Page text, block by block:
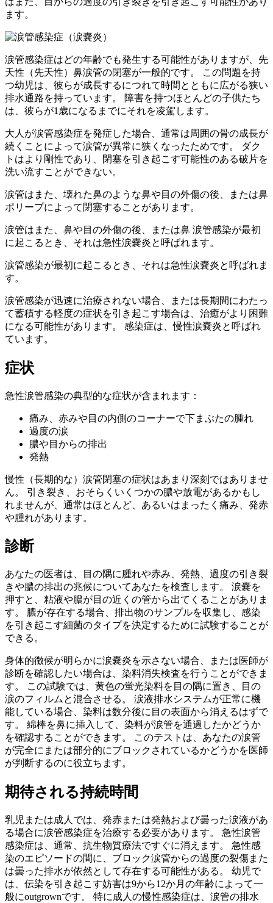
ます。
涙管感染症はどの年齢でも発生する可能性がありますが、先
天性（先天性）鼻涙管の閉塞が一般的です。 この問題を持
つ幼児は、彼らが成長するにつれて時間とともに広がる狭い
排水通路を持っています。 障害を持つほとんどの子供たち
は、彼らが1歳になるまでにそれを凌駕します。
大人が涙管感染症を発症した場合、通常は周囲の骨の成長が
続くことによって涙管が異常に狭くなったためです。 ダク
トはより剛性であり、閉塞を引き起こす可能性のある破片を
洗い流すことができない。
涙管はまた、壊れた鼻のような鼻や目の外傷の後、または鼻
ポリープによって閉塞することがあります。
涙管はまた、鼻や目の外傷の後、または鼻 涙管感染が最初
に起こるとき、それは急性涙嚢炎と呼ばれます。
涙管感染が最初に起こるとき、それは急性涙嚢炎と呼ばれま
す。
涙管感染が迅速に治療されない場合、または長期間にわたっ
て蓄積する軽度の症状を引き起こす場合は、治癒がより困難
になる可能性があります。 感染症は、慢性涙嚢炎と呼ばれ
ています。
症状
急性涙管感染の典型的な症状が含まれます：
痛み、赤みや目の内側のコーナーで下まぶたの腫れ
過度の涙
膿や目からの排出
発熱
慢性（長期的な）涙管閉塞の症状はあまり深刻ではありませ
ん。 引き裂き、おそらくいくつかの膿や放電があるかもし
れませんが、通常はほとんど、あるいはまったく痛み、発赤
や腫れがあります。
診断
あなたの医者は、目の隅に腫れや赤み、発熱、過度の引き裂
きや膿の排出の兆候についてあなたを検査します。 涙嚢を
押すと、粘液や膿が目の近くの管から出てくることがありま
す。 膿が存在する場合、排出物のサンプルを収集し、感染
を引き起こす細菌のタイプを決定するために試験することが
できる。
身体的徴候が明らかに涙嚢炎を示さない場合、または医師が
診断を確認したい場合は、染料消失検査を行うことができま
す。 この試験では、黄色の蛍光染料を目の隅に置き、目の
涙のフィルムと混合させる。 涙液排水システムが正常に機
能している場合、染料は数分後に目の表面から消えるはずで
す。 綿棒を鼻に挿入して、染料が涙管を通過したかどうか
を確認することができます。 このテストは、あなたの涙管
が完全にまたは部分的にブロックされているかどうかを医師
が判断するのに役立ちます。
期待される持続時間
乳児または成人では、発赤または発熱および曇った涙液があ
る場合に涙管感染症を治療する必要があります。 急性涙管
感染症は、通常、抗生物質療法ですぐに消えます。 急性感
染のエピソードの間に、ブロック涙管からの過度の裂傷また
は曇った排水が依然として存在する可能性がある。 幼児で
は、伝染を引き起こす妨害は9から12か月の年齢によって一
般にoutgrownです。 特に成人の慢性感染症は、涙管の排水